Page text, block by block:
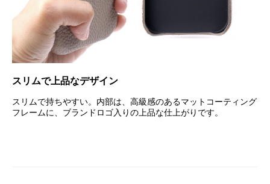
スリムで上品なデザイン
スリムで持ちやすい。内部は、高級感のあるマットコーティング
フレームに、ブランドロゴ入りの上品な仕上がりです。